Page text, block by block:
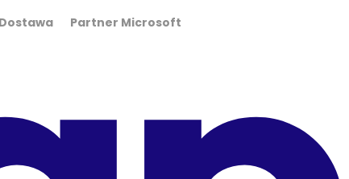
Dostawa Partner Microsoft